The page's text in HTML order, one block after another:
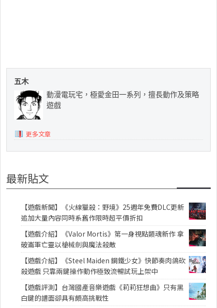
五木
動漫電玩宅，極愛金田一系列，擅長動作及策略
遊戲
更多文章
最新貼文
【遊戲新聞】《火線獵殺：野境》25週年免費DLC更新
追加大量內容同時系舊作限時超平價折扣
【遊戲介紹】《Valor Mortis》第一身視點類魂新作 拿
破崙軍亡靈以槍械劍與魔法殺敵
【遊戲介紹】《Steel Maiden 鋼鐵少女》快節奏肉鴿砍
殺遊戲 只靠兩鍵操作動作極致流暢試玩上架中
【遊戲評測】台灣國產音樂遊戲《莉莉狂想曲》只有黑
白鍵的譜面卻具有頗高挑戰性